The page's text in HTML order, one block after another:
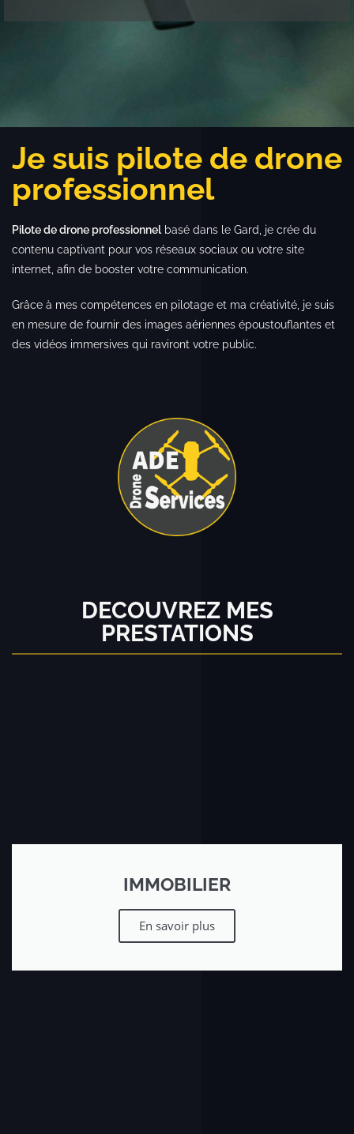
Je suis pilote de drone
professionnel
Pilote de drone professionnelbasé dans le Gard, je crée du
contenu captivant pour vos réseaux sociaux ou votre site
internet, afin de booster votre communication.
Grâce à mes compétences en pilotage et ma créativité, je suis
en mesure de fournir des images aériennes époustouflantes et
des vidéos immersives qui raviront votre public.
DECOUVREZ MES
PRESTATIONS
IMMOBILIER
En savoir plus